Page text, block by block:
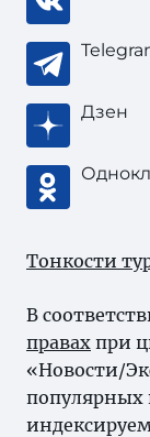
Дзен
Тонкости
В
правах при
«Новости/
популярных